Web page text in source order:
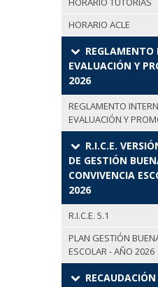
HORARIO ACLE
REGLAMENTO
EVALUACIÓN Y
2026
REGLAMENTO
EVALUACIÓN Y
R.I.C.E.
DE GESTIÓN
CONVIVENCIA
2026
R.I.C.E. 5.1
PLAN GESTIÓN
ESCOLAR - AÑO 2026
RECAUDACIÓN